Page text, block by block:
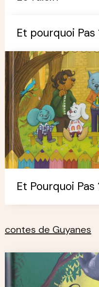
Et pourquoi Pas
Et Pourquoi Pas
contes de Guyanes